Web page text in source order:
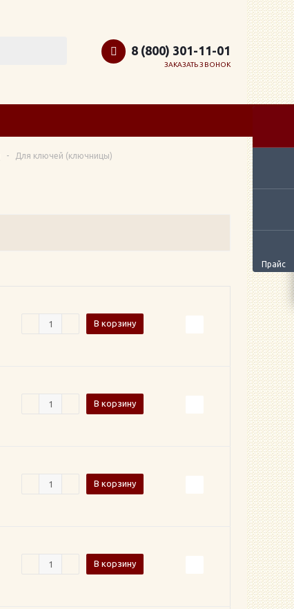
Прайс
8 (800) 301-11-01
ЗАКАЗАТЬ ЗВОНОК
- Для ключей (ключницы)
В корзину
В корзину
В корзину
В корзину